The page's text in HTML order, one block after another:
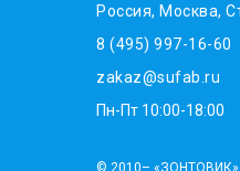
Россия, Москва,
8 (495) 997-16-60
zakaz@sufab.ru
Пн-Пт 10:00-18:00
© 2010– «ЗОНТОВИК»